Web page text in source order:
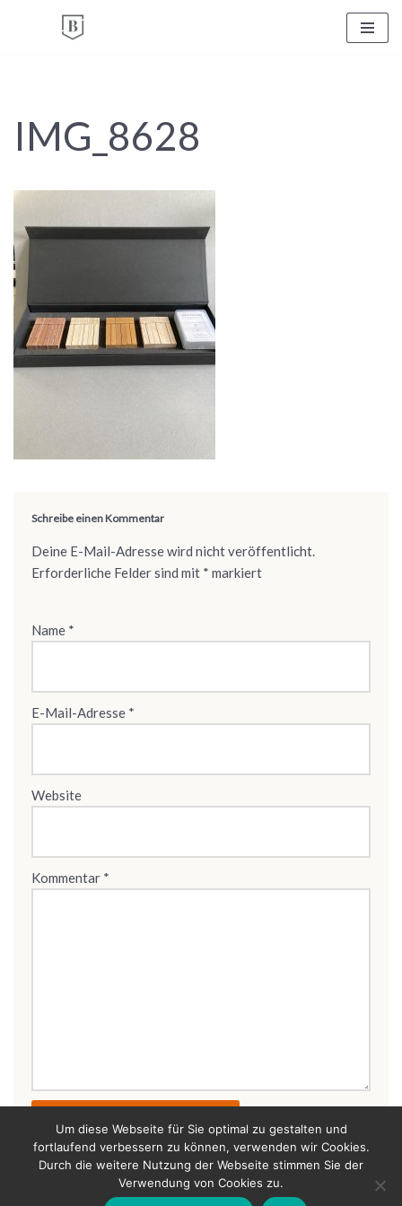
IMG_8628
Schreibe einen Kommentar
Deine E-Mail-Adresse wird nicht veröffentlicht.
Erforderliche Felder sind mit * markiert
Name *
E-Mail-Adresse *
Website
Kommentar *
Bertold Raschkowski 2026
Um diese Webseite für Sie optimal zu gestalten und
fortlaufend verbessern zu können, verwenden wir Cookies.
Durch die weitere Nutzung der Webseite stimmen Sie der
Verwendung von Cookies zu.